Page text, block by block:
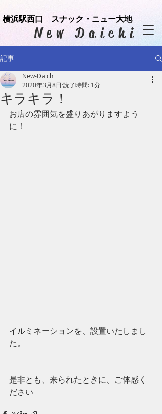
​New Daichi
横浜駅西口 スナック・ニュー大地
記事
キラキラ！
New-Daichi
2020年3月8日 読了時間: 1分
お店の雰囲気を盛りあがりますよう
に！
イルミネーションを、設置いたしまし
た。
是非とも、来られたときに、ご体感く
ださい